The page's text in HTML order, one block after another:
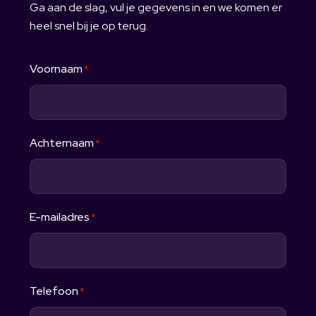
Ga aan de slag, vul je gegevens in en we komen er
heel snel bij je op terug.
Voornaam *
Achternaam *
E-mailadres *
Telefoon *